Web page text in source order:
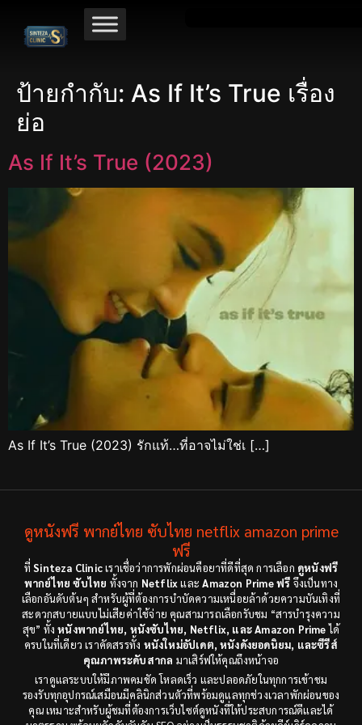
ป้ายกำกับ: As If It’s True เรื่อง
ย่อ
As If It’s True (2023)
As If It’s True (2023) รักแท้…ที่อาจไม่ใช่เ […]
ดูหนังฟรี พากย์ไทย ซับไทย netflix amazon prime
ฟรี
ที่Sinteza Clinicเราเชื่อว่าการพักผ่อนคือยาที่ดีที่สุด การเลือก ดูหนังฟรี
พากย์ไทย ซับไทย ทั้งจาก NetflixและAmazon Prime ฟรี จึงเป็นทาง
เลือกอันดับต้นๆ สำหรับผู้ที่ต้องการบำบัดความเหนื่อยล้าด้วยความบันเทิงที่
สะดวกสบายแบบไม่เสียค่าใช้จ่าย คุณสามารถเลือกรับชม “สารบำรุงความ
สุข” ทั้งหนังพากย์ไทย, หนังซับไทย, Netflix, และ Amazon Primeได้
ครบในที่เดียว เราคัดสรรทั้ง หนังใหม่อัปเดต, หนังดังยอดนิยม, และซีรีส์
คุณภาพระดับสากล มาเสิร์ฟให้คุณถึงหน้าจอ
เราดูแลระบบให้มีภาพคมชัด โหลดเร็ว และปลอดภัยในทุกการเข้าชม
รองรับทุกอุปกรณ์เสมือนมีคลินิกส่วนตัวที่พร้อมดูแลทุกช่วงเวลาพักผ่อนของ
คุณ เหมาะสำหรับผู้ชมที่ต้องการเว็บไซต์ดูหนังที่ให้ประสบการณ์ดีและได้